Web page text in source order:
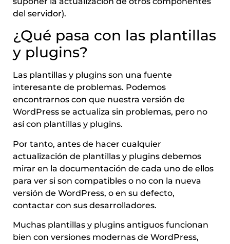
del servidor).
¿Qué pasa con las plantillas
y plugins?
Las plantillas y plugins son una fuente
interesante de problemas. Podemos
encontrarnos con que nuestra versión de
WordPress se actualiza sin problemas, pero no
así con plantillas y plugins.
Por tanto, antes de hacer cualquier
actualización de plantillas y plugins debemos
mirar en la documentación de cada uno de ellos
para ver si son compatibles o no con la nueva
versión de WordPress, o en su defecto,
contactar con sus desarrolladores.
Muchas plantillas y plugins antiguos funcionan
bien con versiones modernas de WordPress,